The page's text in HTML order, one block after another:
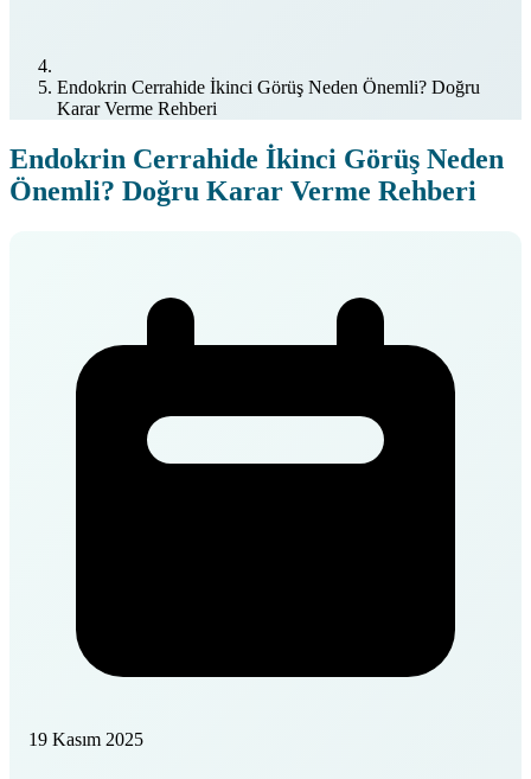
Endokrin Cerrahide İkinci Görüş Neden Önemli? Doğru
Karar Verme Rehberi
Endokrin Cerrahide İkinci Görüş Neden
Önemli? Doğru Karar Verme Rehberi
19 Kasım 2025